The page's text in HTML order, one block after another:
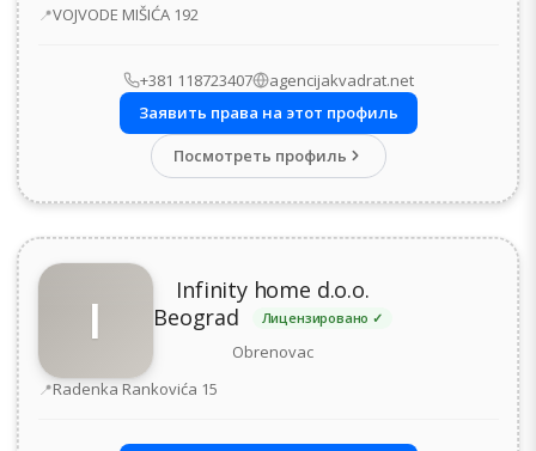
Адрес
VOJVODE MIŠIĆA 192
+381 118723407
agencijakvadrat.net
Заявить права на этот профиль
Посмотреть профиль
I
Infinity home d.o.o.
Beograd
Лицензировано ✓
Obrenovac
Адрес
Radenka Rankovića 15